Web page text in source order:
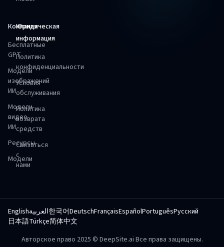
Компания
Бесплатные
GPT
Модели
изображений
ИИ
Модели
видео
ИИ
Ресурсы
Модели
Юридическая
информация
Политика
конфиденциальности
Условия
обслуживания
Политика
возврата
средств
Связаться
с
нами
Englishالعربية한국어DeutschFrançaisEspañolPortuguêsРусский
日本語Türkçe简体中文
Авторское право 2025 © DeepSite.ai Все права защищены.